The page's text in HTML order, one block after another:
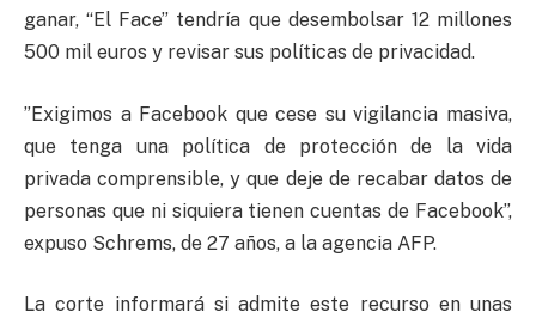
ganar, “El Face” tendría que desembolsar 12 millones
500 mil euros y revisar sus políticas de privacidad.
”Exigimos a Facebook que cese su vigilancia masiva,
que tenga una política de protección de la vida
privada comprensible, y que deje de recabar datos de
personas que ni siquiera tienen cuentas de Facebook”,
expuso Schrems, de 27 años, a la agencia AFP.
La corte informará si admite este recurso en unas